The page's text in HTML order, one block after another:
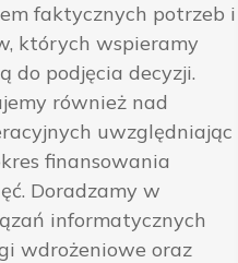
faktycznych potrzeb i
których wspieramy
do podjęcia decyzji.
również nad
uwzględniając
finansowania
Doradzamy w
informatycznych
wdrożeniowe oraz